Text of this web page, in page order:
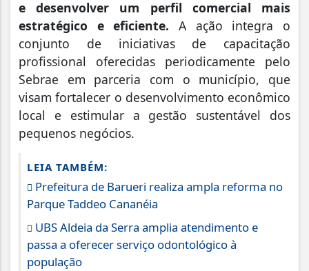
e desenvolver um perfil comercial mais
estratégico e eficiente. A ação integra o
conjunto de iniciativas de capacitação
profissional oferecidas periodicamente pelo
Sebrae em parceria com o município, que
visam fortalecer o desenvolvimento econômico
local e estimular a gestão sustentável dos
pequenos negócios.
LEIA TAMBÉM:
Prefeitura de Barueri realiza ampla reforma no
Parque Taddeo Cananéia
UBS Aldeia da Serra amplia atendimento e
passa a oferecer serviço odontológico à
população